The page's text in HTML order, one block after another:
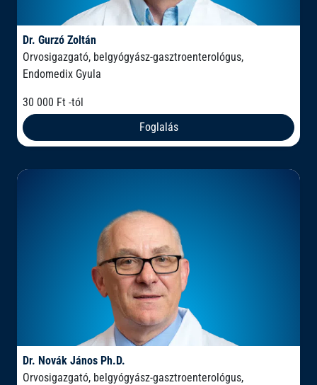
Dr. Gurzó Zoltán
Orvosigazgató, belgyógyász-gasztroenterológus,
Endomedix Gyula
30 000 Ft -tól
Foglalás
Dr. Novák János Ph.D.
Orvosigazgató, belgyógyász-gasztroenterológus,